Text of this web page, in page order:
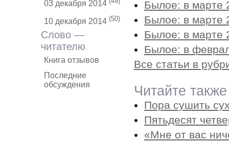
03 декабря 2014
10 декабря 2014 (50)
Слово —
читателю
Книга отзывов
Последние
обсуждения
Былое: в марте
Былое: в марте
Былое: в марте
Былое: в
Все статьи в
Читайте
Пора сушить
Пятьдесят
«Мне от вас